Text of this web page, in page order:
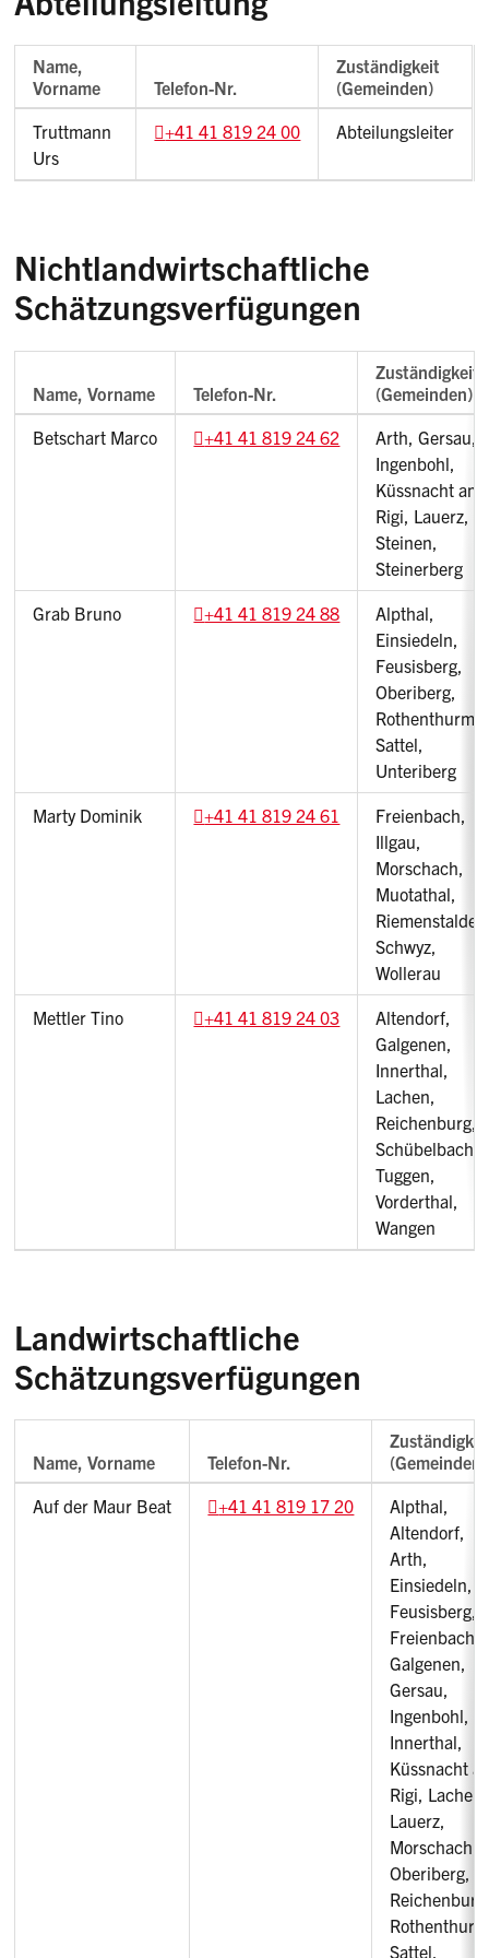
Name,
Vorname
Telefon-Nr.
Zuständigkeit
(Gemeinden)
Truttmann
Urs
+41 41 819 24 00 Abteilungsleiter
Nichtlandwirtschaftliche
Schätzungsverfügungen
Name, Vorname Telefon-Nr.
Zuständigkeit
(Gemeinden)
Betschart Marco
+41 41 819 24 62
Arth, Gersau,
Ingenbohl,
Küssnacht am
Rigi, Lauerz,
Steinen,
Steinerberg
Grab Bruno +41 41 819 24 88
Alpthal,
Einsiedeln,
Feusisberg,
Oberiberg,
Rothenthurm,
Sattel,
Unteriberg
Marty Dominik +41 41 819 24 61
Freienbach,
Illgau,
Morschach,
Muotathal,
Schwyz,
Wollerau
Mettler Tino +41 41 819 24 03
Altendorf,
Galgenen,
Innerthal,
Lachen,
Reichenburg,
Schübelbach,
Tuggen,
Vorderthal,
Wangen
Landwirtschaftliche
Schätzungsverfügungen
Name, Vorname Telefon-Nr.
(Gemeinden)
Auf der Maur Beat
+41 41 819 17 20
Alpthal,
Altendorf,
Arth,
Einsiedeln,
Feusisberg,
Freienbach,
Galgenen,
Gersau,
Ingenbohl,
Innerthal,
Küssnacht
Rigi, Lachen,
Lauerz,
Morschach,
Oberiberg,
Sattel,